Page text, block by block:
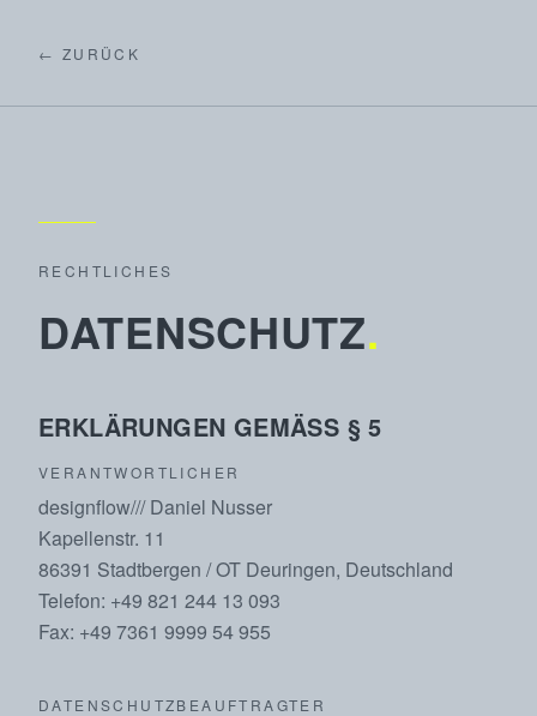
← ZURÜCK
RECHTLICHES
DATENSCHUTZ.
ERKLÄRUNGEN GEMÄSS § 5
VERANTWORTLICHER
designflow/// Daniel Nusser
Kapellenstr. 11
86391 Stadtbergen / OT Deuringen, Deutschland
Telefon: +49 821 244 13 093
Fax: +49 7361 9999 54 955
DATENSCHUTZBEAUFTRAGTER